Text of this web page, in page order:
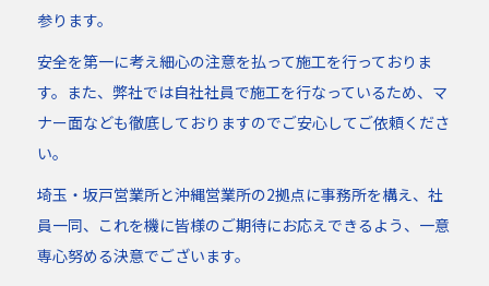
参ります。
安全を第一に考え細心の注意を払って施工を行っておりま
す。また、弊社では自社社員で施工を行なっているため、マ
ナー面なども徹底しておりますのでご安心してご依頼くださ
い。
埼玉・坂戸営業所と沖縄営業所の2拠点に事務所を構え、社
員一同、これを機に皆様のご期待にお応えできるよう、一意
専心努める決意でございます。